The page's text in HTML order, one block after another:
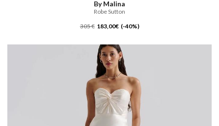
By Malina
Robe Sutton
305 € 183,00€ (-40%)